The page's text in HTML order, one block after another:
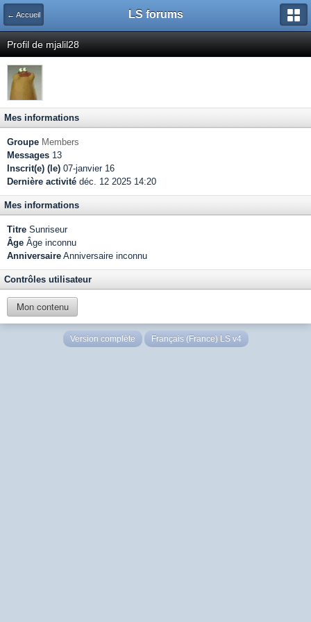
← Accueil LS forums
Profil de mjalil28
Mes informations
Groupe Members
Messages 13
Inscrit(e) (le) 07-janvier 16
Dernière activité déc. 12 2025 14:20
Mes informations
Titre Sunriseur
Âge Âge inconnu
Anniversaire Anniversaire inconnu
Contrôles utilisateur
Mon contenu
Version complète Français (France) LS v4